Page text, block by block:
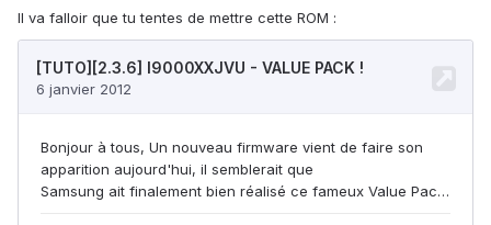
Il va falloir que tu tentes de mettre cette ROM :